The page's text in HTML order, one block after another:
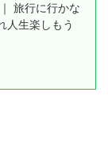
旅行に行かな
人生楽しもう